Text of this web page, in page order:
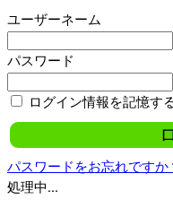
ユーザーネーム
パスワード
ログイン情報を記憶す
パスワードをお忘れですか
処理中...